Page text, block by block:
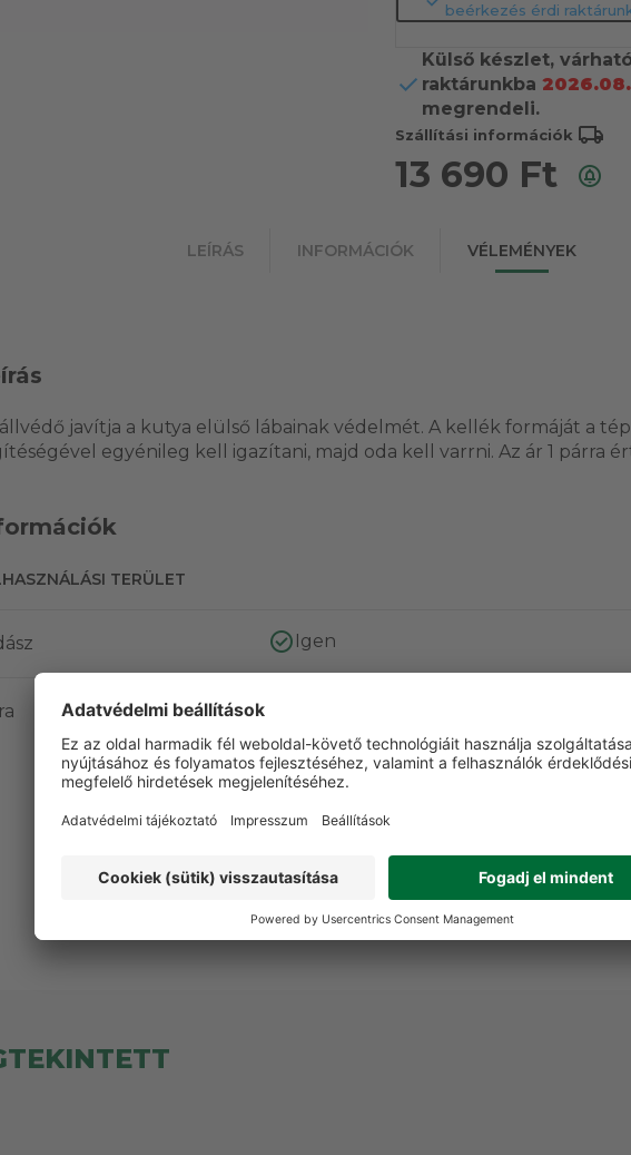
beérkezés érdi
Külső készlet,
raktárunkba
megrendeli.
Szállítási információk local_shipping
13 690 Ft
LEÍRÁS INFORMÁCIÓK VÉLEMÉNYEK
javítja a kutya elülső lábainak védelmét. A kellék formáját a
egyénileg kell igazítani, majd oda kell varrni. Az ár 1 párra
TERÜLET
Igen
VÁSÁRLÓI VÉLEMÉNYEK
Vélemény írása